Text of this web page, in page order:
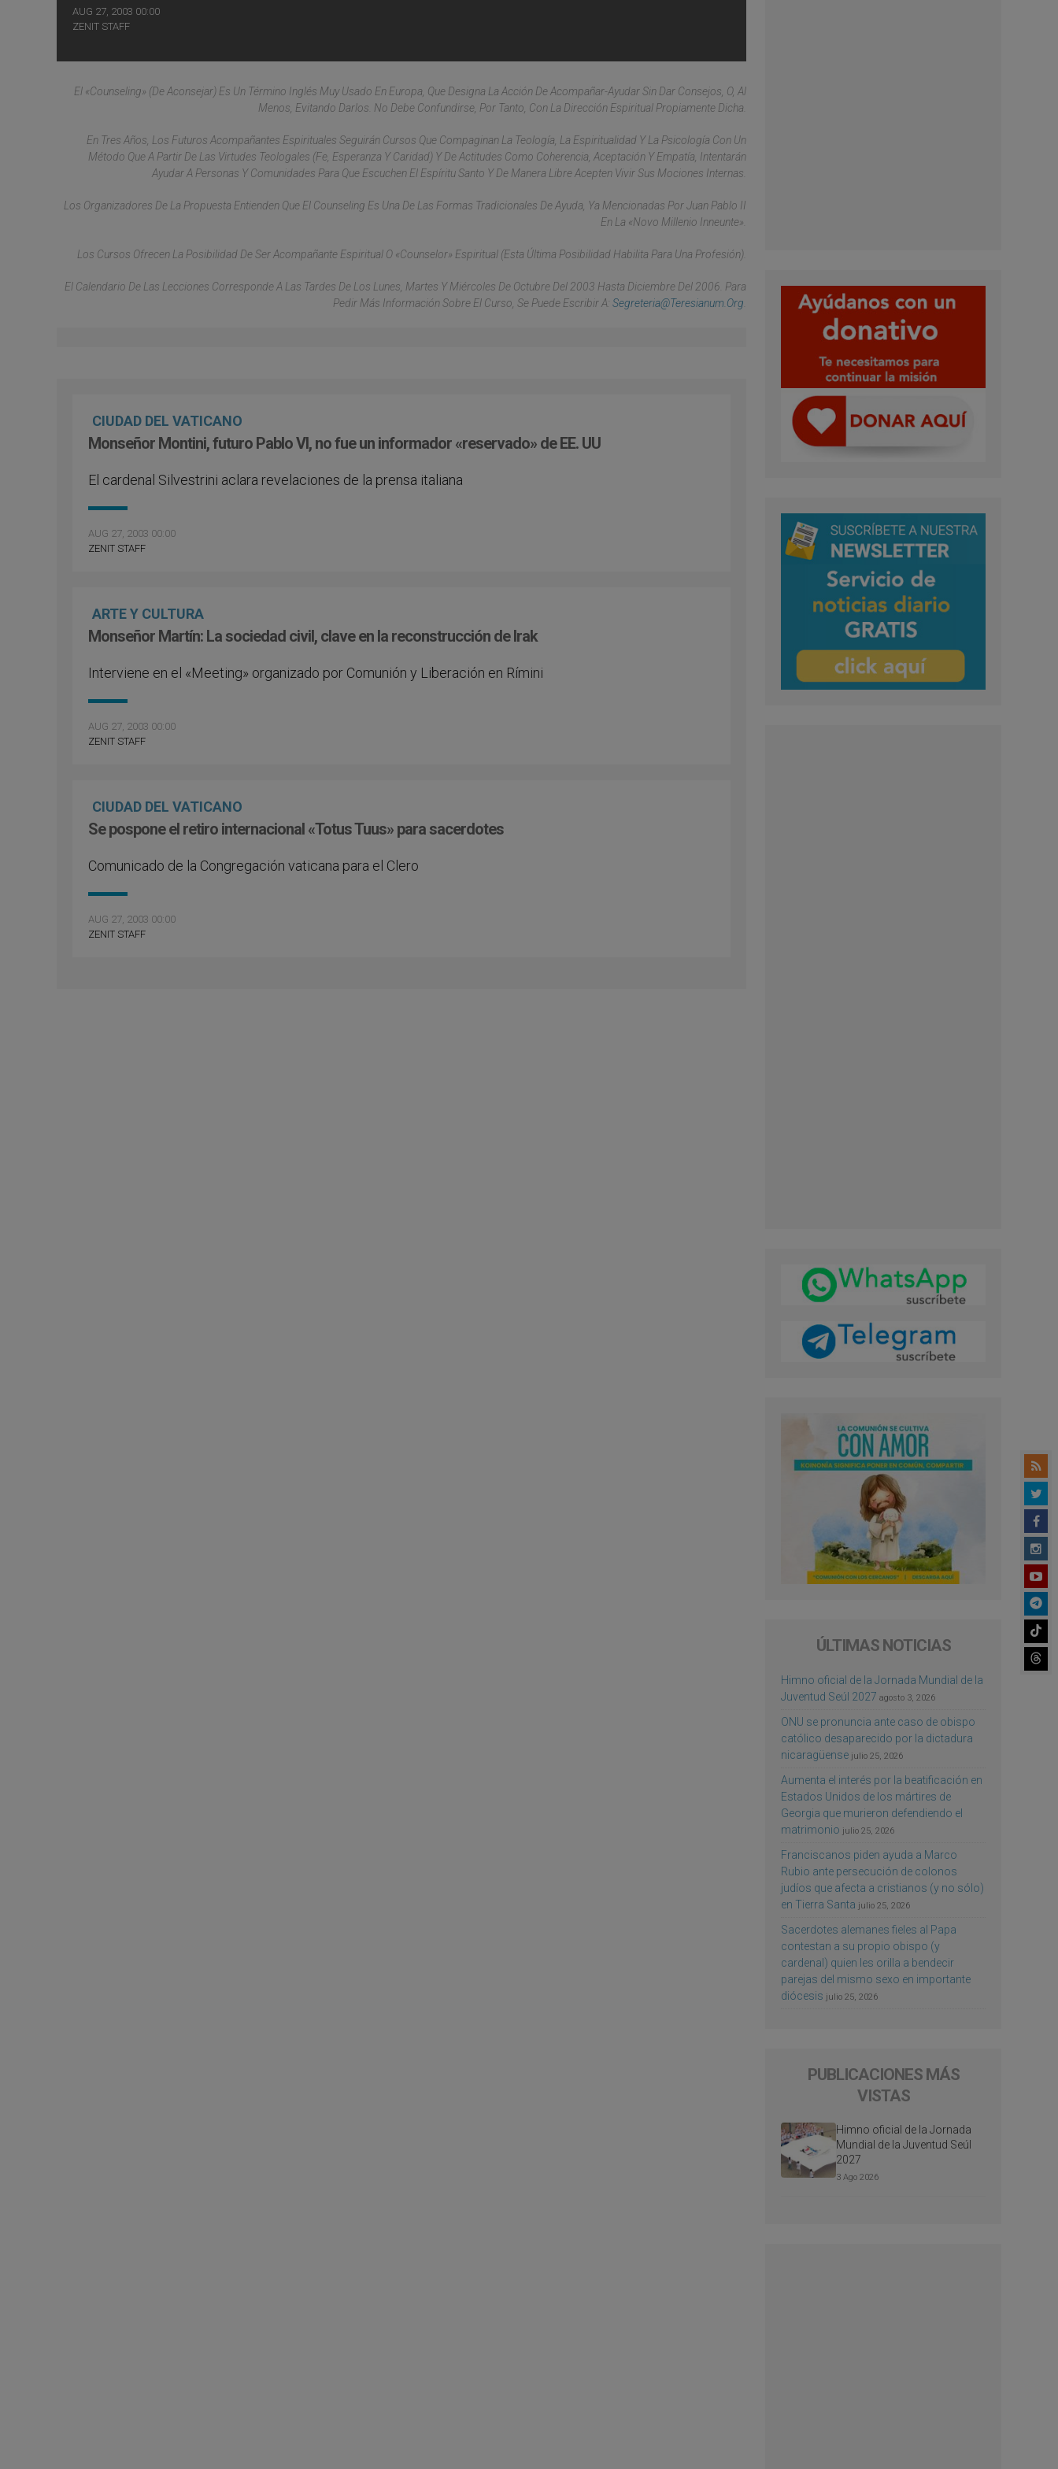
AUG 27, 2003 00:00
ZENIT STAFF
El «counseling» (de Aconsejar) Es Un Término Inglés Muy Usado En Europa, Que Designa La Acción De Acompañar-Ayudar Sin Dar Consejos, O, Al
Menos, Evitando Darlos. No Debe Confundirse, Por Tanto, Con La Dirección Espiritual Propiamente Dicha.
En Tres Años, Los Futuros Acompañantes Espirituales Seguirán Cursos Que Compaginan La Teología, La Espiritualidad Y La Psicología Con Un
Método Que A Partir De Las Virtudes Teologales (fe, Esperanza Y Caridad) Y De Actitudes Como Coherencia, Aceptación Y Empatía, Intentarán
Ayudar A Personas Y Comunidades Para Que Escuchen El Espíritu Santo Y De Manera Libre Acepten Vivir Sus Mociones Internas.
Los Organizadores De La Propuesta Entienden Que El Counseling Es Una De Las Formas Tradicionales De Ayuda, Ya Mencionadas Por Juan Pablo II
En La «Novo Millenio Inneunte».
Los Cursos Ofrecen La Posibilidad De Ser Acompañante Espiritual O «counselor» Espiritual (esta Última Posibilidad Habilita Para Una Profesión).
El Calendario De Las Lecciones Corresponde A Las Tardes De Los Lunes, Martes Y Miércoles De Octubre Del 2003 Hasta Diciembre Del 2006. Para
Pedir Más Información Sobre El Curso, Se Puede Escribir A: Segreteria@teresianum.org
CIUDAD DEL VATICANO
Monseñor Montini, futuro Pablo VI, no fue un informador «reservado» de EE. UU
El cardenal Silvestrini aclara revelaciones de la prensa italiana
AUG 27, 2003 00:00
ZENIT STAFF
ARTE Y CULTURA
Monseñor Martín: La sociedad civil, clave en la reconstrucción de Irak
Interviene en el «Meeting» organizado por Comunión y Liberación en Rímini
AUG 27, 2003 00:00
ZENIT STAFF
CIUDAD DEL VATICANO
Se pospone el retiro internacional «Totus Tuus» para sacerdotes
Comunicado de la Congregación vaticana para el Clero
AUG 27, 2003 00:00
ZENIT STAFF
ÚLTIMAS NOTICIAS
Himno oficial de la Jornada Mundial de la
Juventud Seúl 2027 agosto 3, 2026
ONU se pronuncia ante caso de obispo
católico desaparecido por la dictadura
nicaragüense julio 25, 2026
Aumenta el interés por la beatificación en
Estados Unidos de los mártires de
Georgia que murieron defendiendo el
matrimonio julio 25, 2026
Franciscanos piden ayuda a Marco
Rubio ante persecución de colonos
judíos que afecta a cristianos (y no sólo)
en Tierra Santa julio 25, 2026
Sacerdotes alemanes fieles al Papa
contestan a su propio obispo (y
cardenal) quien les orilla a bendecir
parejas del mismo sexo en importante
diócesis julio 25, 2026
PUBLICACIONES MÁS
VISTAS
Himno oficial de la Jornada
Mundial de la Juventud Seúl
2027
3 Ago 2026